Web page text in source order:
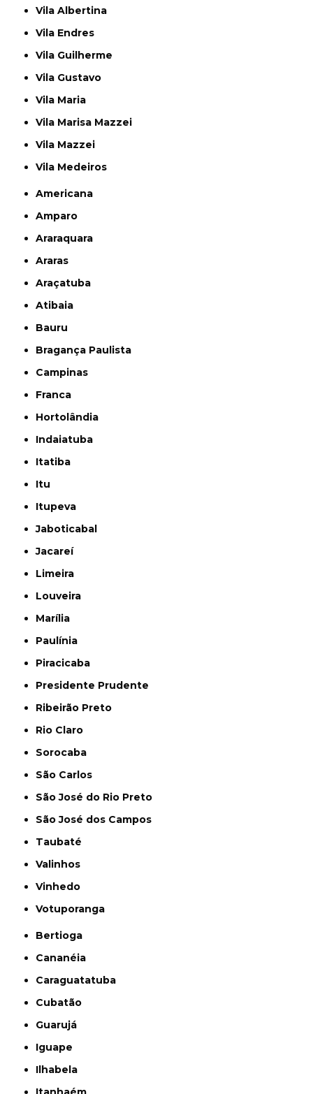
Vila Albertina
Vila Endres
Vila Guilherme
Vila Gustavo
Vila Maria
Vila Marisa Mazzei
Vila Mazzei
Vila Medeiros
Americana
Amparo
Araraquara
Araras
Araçatuba
Atibaia
Bauru
Bragança Paulista
Campinas
Franca
Hortolândia
Indaiatuba
Itatiba
Itu
Itupeva
Jaboticabal
Jacareí
Limeira
Louveira
Marília
Paulínia
Piracicaba
Presidente Prudente
Ribeirão Preto
Rio Claro
Sorocaba
São Carlos
São José do Rio Preto
São José dos Campos
Taubaté
Valinhos
Vinhedo
Votuporanga
Bertioga
Cananéia
Caraguatatuba
Cubatão
Guarujá
Iguape
Ilhabela